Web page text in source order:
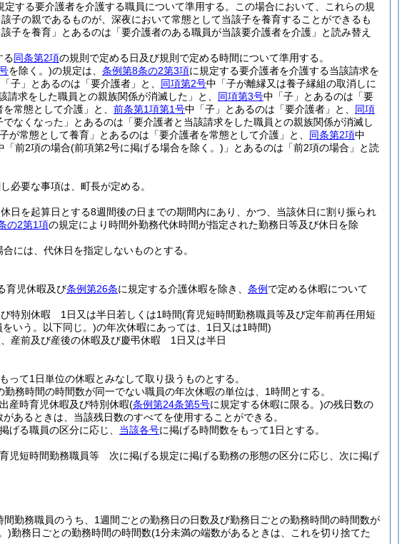
定する要介護者を介護する職員について準用する。
この場合において、これらの規
子の親であるものが、深夜において常態として当該子を養育することができるも
子を養育」とあるのは「要介護者のある職員が当該要介護者を介護」と読み替え
る同条第2項の規則で定める日及び規則で定める時間について準用する。
を除く。)の規定は、 条例第8条の2第3項に規定する要介護者を介護する当該請求を
子」とあるのは「要介護者」と、 同項第2号中「子が離縁又は養子縁組の取消しに
求をした職員との親族関係が消滅した」と、 同項第3号中「子」とあるのは「要
常態として介護」と、 前条第1項第1号中「子」とあるのは「要介護者」と、 同項
なくなった」とあるのは「要介護者と当該請求をした職員との親族関係が消滅し
が常態として養育」とあるのは「要介護者を常態として介護」と、 同条第2項中
「前2項の場合(前項第2号に掲げる場合を除く。) 」とあるのは「前2項の場合」と読
必要な事項は、町長が定める。
日を起算日とする8週間後の日までの期間内にあり、かつ、当該休日に割り振られ
の2第1項の規定により時間外勤務代休時間が指定された勤務日等及び休日を除
には、代休日を指定しないものとする。
育児休暇及び条例第26条に規定する介護休暇を除き、 条例 で定める休暇について
特別休暇 1日又は半日若しくは1時間(育児短時間勤務職員等及び定年前再任用短
いう。以下同じ。)の年次休暇にあっては、1日又は1時間)
産前及び産後の休暇及び慶弔休暇 1日又は半日
て1日単位の休暇とみなして取り扱うものとする。
務時間の時間数が同一でない職員の年次休暇の単位は、1時間とする。
産時育児休暇及び特別休暇(条例第24条第5号に規定する休暇に限る。)の残日数の
あるときは、当該残日数のすべてを使用することができる。
げる職員の区分に応じ、 当該各号に掲げる時間数をもって1日とする。
児短時間勤務職員等 次に掲げる規定に掲げる勤務の形態の区分に応じ、次に掲げ
勤務職員のうち、1週間ごとの勤務日の日数及び勤務日ごとの勤務時間の時間数が
)勤務日ごとの勤務時間の時間数(1分未満の端数があるときは、これを切り捨てた